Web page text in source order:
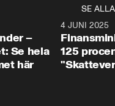
SE ALLA
4:29
–
Se hela
här
4 JUNI 2025
125